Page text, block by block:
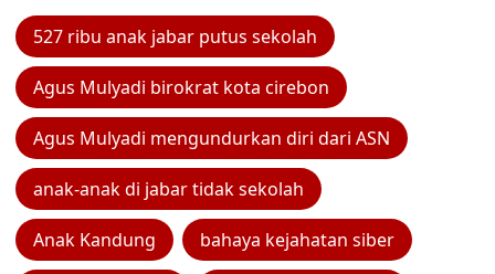
527 ribu anak jabar putus sekolah
Agus Mulyadi birokrat kota cirebon
Agus Mulyadi mengundurkan diri dari ASN
anak-anak di jabar tidak sekolah
Anak Kandung bahaya kejahatan siber